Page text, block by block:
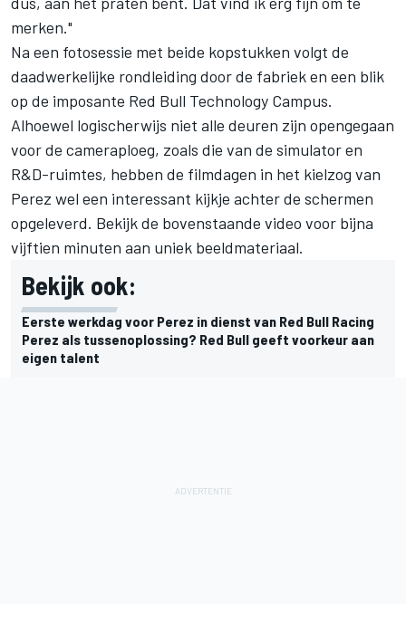
merken."
Na een fotosessie met beide kopstukken volgt de
daadwerkelijke rondleiding door de fabriek en een blik
op de imposante Red Bull Technology Campus.
Alhoewel logischerwijs niet alle deuren zijn opengegaan
voor de cameraploeg, zoals die van de simulator en
R&D-ruimtes, hebben de filmdagen in het kielzog van
Perez wel een interessant kijkje achter de schermen
opgeleverd. Bekijk de bovenstaande video voor bijna
vijftien minuten aan uniek beeldmateriaal.
Bekijk ook:
Eerste werkdag voor Perez in dienst van Red Bull Racing
Perez als tussenoplossing? Red Bull geeft voorkeur aan
eigen talent